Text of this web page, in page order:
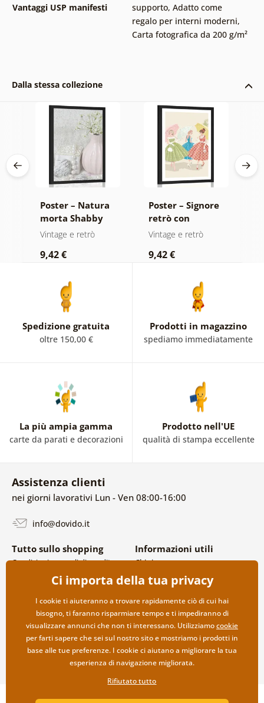
Vantaggi USP manifesti
supporto, Adatto come
regalo per interni moderni,
Carta fotografica da 200 g/m²
Dalla stessa collezione
Poster – Natura
morta Shabby
Chic di lusso
Vintage e retrò
9,42 €
Poster – Signore
retrò con
ombrelli
Vintage e retrò
9,42 €
Spedizione gratuita
oltre 150,00 €
Prodotti in magazzino
spediamo immediatamente
La più ampia gamma
carte da parati e decorazioni
Prodotto nell'UE
qualità di stampa eccellente
Assistenza clienti
nei giorni lavorativi Lun - Ven 08:00-16:00
info@dovido.it
Tutto sullo shopping
Condizioni generali di vendita e
Politica sulla privacy
Opzioni di spedizione e
pagamento
Reso della merce
Informazioni utili
Chi siamo
FAQ
Contatti
Collaborazione all’ingrosso
Ci importa della tua privacy
I cookie ti aiuteranno a trovare rapidamente ciò di cui hai
bisogno, ti faranno risparmiare tempo e ti impediranno di
visualizzare annunci che non ti interessano. Utilizziamocookie
per farti sapere che sei sul nostro sito e mostriamo i prodotti in
base alle tue preferenze. I cookie ci aiutano a migliorare la tua
esperienza di navigazione migliorata.
Rifiutato tutto